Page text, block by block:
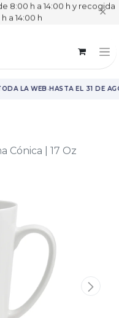
8:00 h a 14:00 h y recogida
a 14:00 h
✕
LA WEB·HASTA EL 31 DE
Cónica | 17 Oz